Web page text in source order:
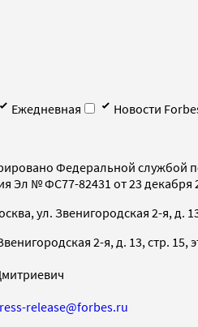
Ежедневная
Новости
Федеральной службой
Эл № ФС77-82431 от 23 декабря
ул. Звенигородская 2-я, д.
2-я, д. 13, стр. 15,
release@forbes.ru